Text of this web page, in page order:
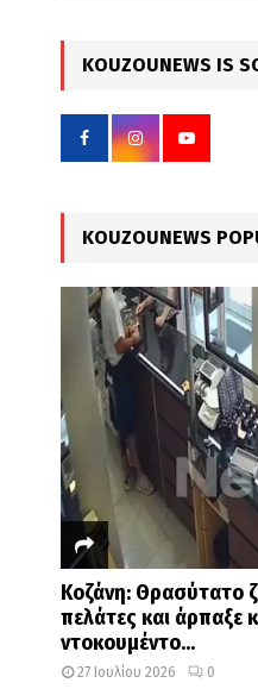
r
KOUZOUNEWS IS
KOUZOUNEWS
Κοζάνη: Θρασύτατο
πελάτες και άρπαξε
ντοκουμέντο...
27 Ιουλίου 2026 0